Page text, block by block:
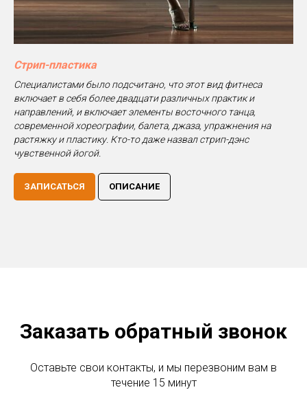
Стрип-пластика
Специалистами было подсчитано, что этот вид фитнеса
включает в себя более двадцати различных практик и
направлений, и включает элементы восточного танца,
современной хореографии, балета, джаза, упражнения на
растяжку и пластику. Кто-то даже назвал стрип-дэнс
чувственной йогой.
ЗАПИСАТЬСЯ ОПИСАНИЕ
Заказать обратный звонок
Оставьте свои контакты, и мы перезвоним вам в
течение 15 минут